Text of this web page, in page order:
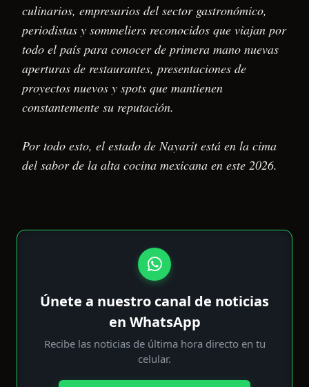
culinarios, empresarios del sector gastronómico,
periodistas y sommeliers reconocidos que viajan por
todo el país para conocer de primera mano nuevas
aperturas de restaurantes, presentaciones de
proyectos nuevos y spots que mantienen
constantemente su reputación.
Por todo esto, el estado de Nayarit está en la cima
del sabor de la alta cocina mexicana en este 2026.
Únete a nuestro canal de noticias
en WhatsApp
Recibe las noticias de última hora directo en tu
celular.